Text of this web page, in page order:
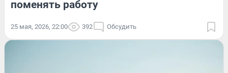
поменять работу
25 мая, 2026, 22:00 392 Обсудить